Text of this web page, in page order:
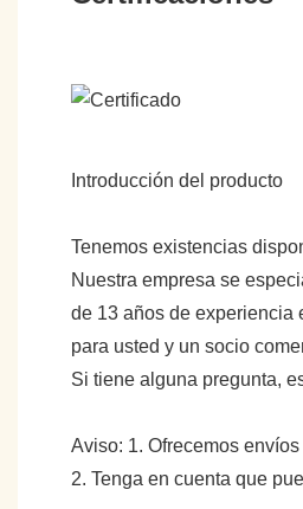
Introducción del producto
Tenemos existencias
Nuestra empresa se
de 13 años de experiencia
para usted y un socio
Si tiene alguna pregunta,
Aviso: 1. Ofrecemos
2. Tenga en cuenta que